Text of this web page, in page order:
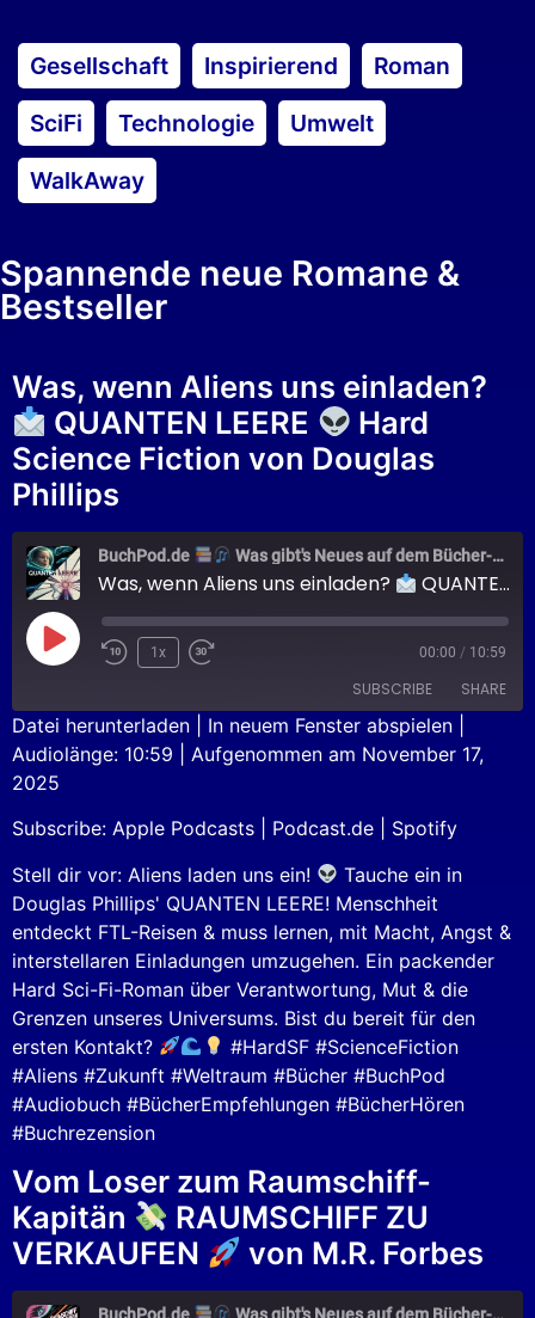
Gesellschaft Inspirierend
Roman
SciFi
Technologie
Umwelt
WalkAway
Spannende neue Romane &
Bestseller
Was, wenn Aliens uns einladen?
QUANTEN LEERE
Hard
Science Fiction von Douglas
Phillips
BuchPod.de Was gibt's Neues auf dem Bücher-Markt?
Was, wenn Aliens uns einladen? QUANTEN LEERE
1x 00:00 / 10:59
SUBSCRIBE SHARE
Apple Podcasts Podcast.de
RSS FEED
SHARE
EMBED
Datei herunterladen In neuem Fenster abspielen
Audiolänge: 10:59
Aufgenommen am November 17,
2025
Subscribe: Apple Podcasts Podcast.de
Spotify
Stell dir vor: Aliens laden uns ein!
Tauche ein in
Douglas Phillips' QUANTEN LEERE! Menschheit
entdeckt FTL-Reisen & muss lernen, mit Macht, Angst &
interstellaren Einladungen umzugehen. Ein packender
Hard Sci-Fi-Roman über Verantwortung, Mut & die
Grenzen unseres Universums. Bist du bereit für den
ersten Kontakt?
#HardSF #ScienceFiction
#Aliens #Zukunft #Weltraum #Bücher #BuchPod
#Audiobuch #BücherEmpfehlungen #BücherHören
#Buchrezension
Vom Loser zum Raumschiff-
Kapitän
RAUMSCHIFF ZU
VERKAUFEN
von M.R. Forbes
BuchPod.de Was gibt's Neues auf dem Bücher-Markt?